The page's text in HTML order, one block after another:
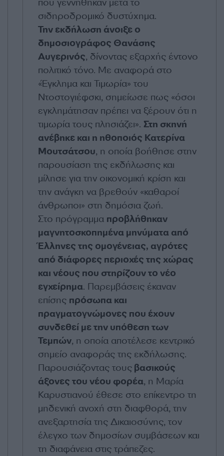
που γεννήθηκαν μετά το
σιδηροδρομικό δυστύχημα.
Την εκδήλωση άνοιξε ο
δημοσιογράφος Θανάσης
Αυγερινός, δίνοντας εξαρχής έντονο
πολιτικό τόνο. Με αναφορά στο
«Έγκλημα και Τιμωρία» του
Ντοστογιέφσκι, σημείωσε πως «όσοι
εγκλημάτησαν πρέπει να ξέρουν ότι η
τιμωρία τους πλησιάζει». Στη σκηνή
ανέβηκε και η ηθοποιός Κατερίνα
Μουτσάτσου, η οποία βοήθησε στην
παρουσίαση της εκδήλωσης και
μίλησε για την οικονομική κρίση και
την ανάγκη να βρεθούν «καθαροί
άνθρωποι» στη δημόσια ζωή.
Στο πρόγραμμα προβλήθηκαν
μαγνητοσκοπημένα μηνύματα από
Έλληνες της ομογένειας, αγρότες
από διάφορες περιοχές της χώρας
και νέους που στηρίζουν το νέο
εγχείρημα. Παρεμβάσεις έκαναν
επίσης πρόσωπα και
πραγματογνώμονες που έχουν
συνδεθεί με την υπόθεση των
Τεμπών, η οποία αποτέλεσε κεντρικό
σημείο αναφοράς της εκδήλωσης.
Παρουσιάζοντας τους βασικούς
άξονες του νέου φορέα, η Μαρία
Καρυστιανού έθεσε στο επίκεντρο τη
μηδενική ανοχή στη διαφθορά, την
ανεξαρτησία της Δικαιοσύνης, τον
έλεγχο των δημοσίων συμβάσεων και
τη διαφάνεια στις τράπεζες.